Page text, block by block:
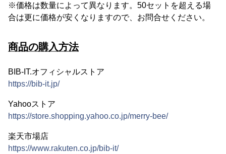
※価格は数量によって異なります。50セットを超える場
合は更に価格が安くなりますので、お問合せください。
商品の購入方法
BIB-IT.オフィシャルストア
https://bib-it.jp/
Yahooストア
https://store.shopping.yahoo.co.jp/merry-bee/
楽天市場店
https://www.rakuten.co.jp/bib-it/